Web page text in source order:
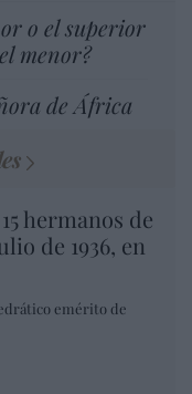
o el superior
menor?
de África
hermanos de
de 1936, en
emérito de